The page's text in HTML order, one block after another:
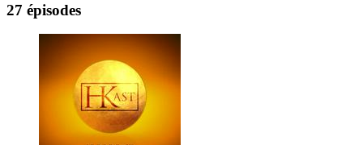
27 épisodes